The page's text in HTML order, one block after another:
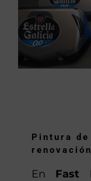
Pintura
En Fast